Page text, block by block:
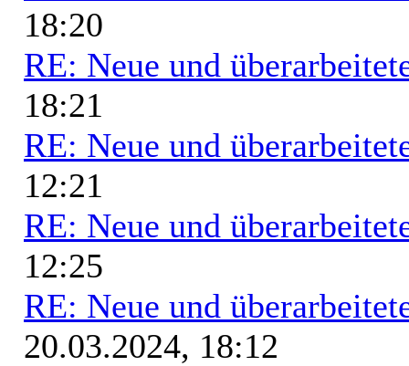
18:20
RE: Neue und
18:21
RE: Neue und
12:21
RE: Neue und
12:25
RE: Neue und
20.03.2024, 18:12